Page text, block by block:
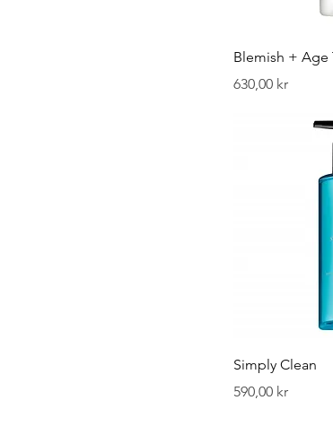
Blemish + Age
Pris
630,00 kr
Simply Clean
Pris
590,00 kr